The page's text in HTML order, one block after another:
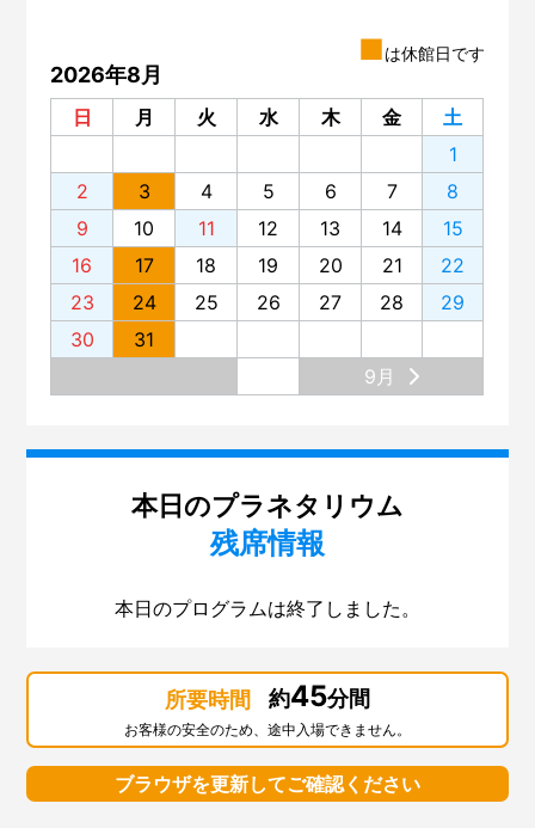
第141回 プラネタリウム「夜空の宝石箱『すばる』」
第140回 いろいろな楽器のグループ分け
第139回 サイエンスショー「電池がわかる」
第138回 プラネタリウム「星空歴史秘話」
第137回 プラネタリウム「木星と土星の世界」
第136回 「蜃気楼（しんきろう）」を見てみませんか？
第135回 プラネタリウム「宇宙ヒストリア～138億年、
原子の旅～」
第134回 プラネタリウム。リニューアルの舞台裏
第132回 大阪市立科学館と大阪大学
第131回 展示場リニューアル準備 ～気象コーナー～
第130回「はやぶさ２」
OSAKA」
ン」
第127回「スーパー磁石で大実験」
第126回「科学デモンストレーター10周年」
第125回「火星大接近」
■は休館日です
2026年8月
日 月 火 水 木 金
土
1
2
3 4 5 6 7
8
9
10 11 12 13 14
15
16
17 18 19 20 21
22
23
24 25 26 27 28
29
30
31
9月
本日のプラネタリウム
残席情報
本日のプログラムは終了しました。
所要時間 約45分間
お客様の安全のため、途中入場できません。
ブラウザを更新してご確認ください